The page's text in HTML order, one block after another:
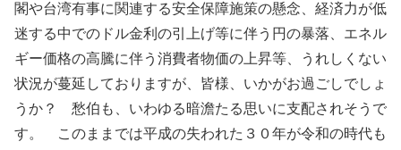
閣や台湾有事に関連する安全保障施策の懸念、経済力が低
迷する中でのドル金利の引上げ等に伴う円の暴落、エネル
ギー価格の高騰に伴う消費者物価の上昇等、うれしくない
状況が蔓延しておりますが、皆様、いかがお過ごしでしょ
うか？ 愁伯も、いわゆる暗澹たる思いに支配されそうで
す。 このままでは平成の失われた３０年が令和の時代も